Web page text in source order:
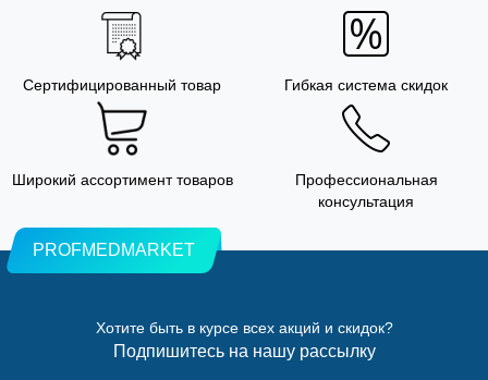
Сертифицированный товар Гибкая система скидок
Широкий ассортимент товаров
Профессиональная
консультация
PROFMEDMARKET
Хотите быть в курсе всех акций и скидок?
Подпишитесь на нашу рассылку